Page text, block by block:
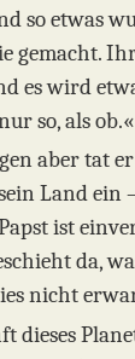
so etwas
gemacht.
es wird
so, als ob.«
aber tat
Land ein
ist
da,
nicht
dieses